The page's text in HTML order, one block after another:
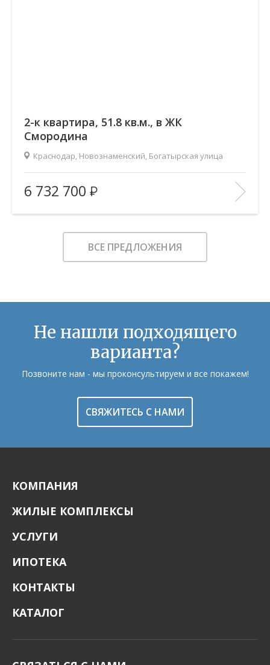
2-к квартира, 51.8 кв.м., в ЖК
Смородина
Краснодар, Новознаменский, Богатырская улица
Площадь (общ/жил/кух), м2:
51.79/28.68/11.66
Количество комнат:
2
Этаж:
7/12
В ИЗБРАННОЕ
6 732 700
ВСЕ ПРЕДЛОЖЕНИЯ
Не нашли подходящего
варианта?
Позвоните нам - мы проконсультируем и все покажем!
СВЯЖИТЕСЬ С НАМИ
КОМПАНИЯ
ЖИЛЫЕ КОМПЛЕКСЫ
УСЛУГИ
ИПОТЕКА
КОНТАКТЫ
КАТАЛОГ